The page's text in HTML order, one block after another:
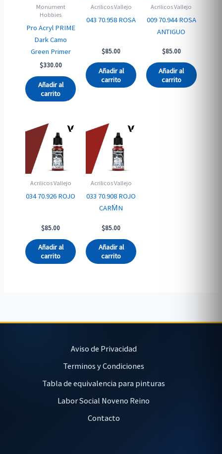
Monument
Hobbies
Pro Acryl PRIME
Dark Camo
Green Primer
$330.00
Añadir al
carrito
Acrilicos Vallejo
043 70.958 ROSA
$85.00
Añadir al
carrito
Acrilicos Vallejo
009 70.944 ROSA
ANTIGUO
$85.00
Añadir al
carrito
Acrilicos Vallejo
034 70.926 ROJO
$85.00
Añadir al
carrito
Acrilicos Vallejo
033 70.908 ROJO
CARM̍N
$85.00
Añadir al
carrito
Aviso de Privacidad
Terminos y Condiciones
Tabla de equivalencia para pinturas
Labor Social Noveno Reino
Contacto